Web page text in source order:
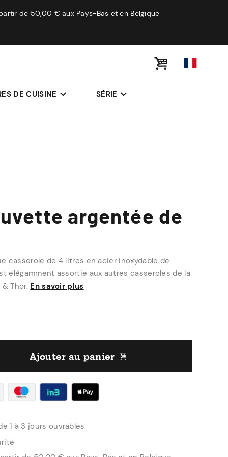
de 50,00 € aux Pays-Bas et en Belgique
DE CUISINE SÉRIE
argentée de
casserole de 4 litres en acier inoxydable de
élégamment assortie aux autres casseroles de la
Thor. En savoir plus
Ajouter au panier
1 à 3 jours ouvrables